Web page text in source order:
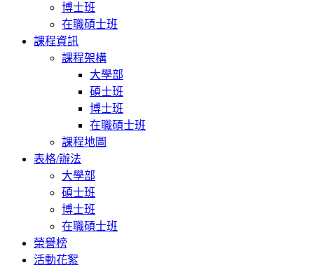
博士班
在職碩士班
課程資訊
課程架構
大學部
碩士班
博士班
在職碩士班
課程地圖
表格/辦法
大學部
碩士班
博士班
在職碩士班
榮譽榜
活動花絮